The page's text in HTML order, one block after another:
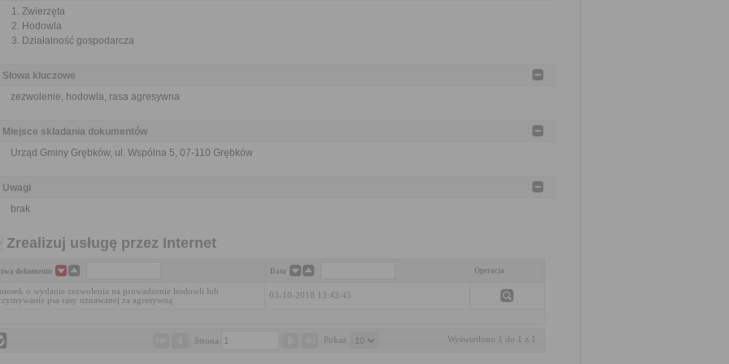
Zwierzęta
Hodowla
Działalność gospodarcza
Słowa kluczowe
zezwolenie, hodowla, rasa agresywna
Miejsce składania dokumentów
Urząd Gminy Grębków, ul. Wspólna 5, 07-110 Grębków
Uwagi
brak
Zrealizuj usługę przez Internet
dokumentu Data Operacja
o wydanie zezwolenia na prowadzenie hodowli lub
psa rasy uznawanej za agresywną
03-10-2018 13:43:45
Strona Pokaż Wyświetlono 1 do 1 z 1